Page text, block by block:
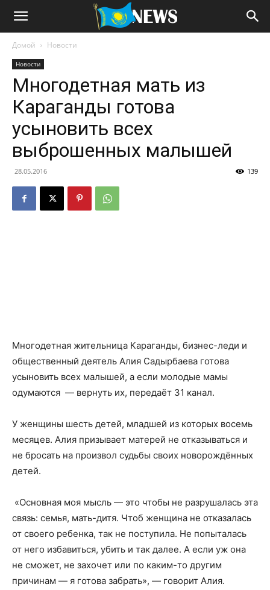
Домой Новости
Новости
Многодетная мать из
Караганды готова
усыновить всех
выброшенных малышей
28.05.2016 139
Многодетная жительница Караганды, бизнес-леди и
общественный деятель Алия Садырбаева готова
усыновить всех малышей, а если молодые мамы
одумаются — вернуть их, передаёт 31 канал.
У женщины шесть детей, младшей из которых восемь
месяцев. Алия призывает матерей не отказываться и
не бросать на произвол судьбы своих новорождённых
детей.
«Основная моя мысль — это чтобы не разрушалась эта
связь: семья, мать-дитя. Чтоб женщина не отказалась
от своего ребенка, так не поступила. Не попыталась
от него избавиться, убить и так далее. А если уж она
не сможет, не захочет или по каким-то другим
причинам — я готова забрать», — говорит Алия.